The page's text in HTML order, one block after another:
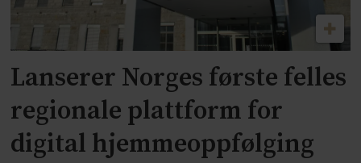
Lanserer Norges første felles
regionale plattform for
digital hjemmeoppfølging